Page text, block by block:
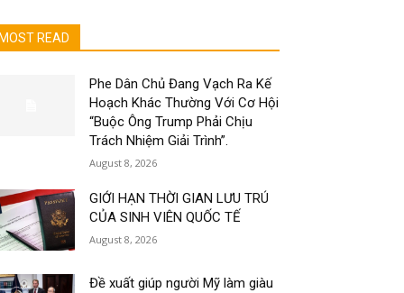
MOST READ
Phe Dân Chủ Đang Vạch Ra Kế
Hoạch Khác Thường Với Cơ Hội
“Buộc Ông Trump Phải Chịu
Trách Nhiệm Giải Trình”.
August 8, 2026
GIỚI HẠN THỜI GIAN LƯU TRÚ
CỦA SINH VIÊN QUỐC TẾ
August 8, 2026
Đề xuất giúp người Mỹ làm giàu